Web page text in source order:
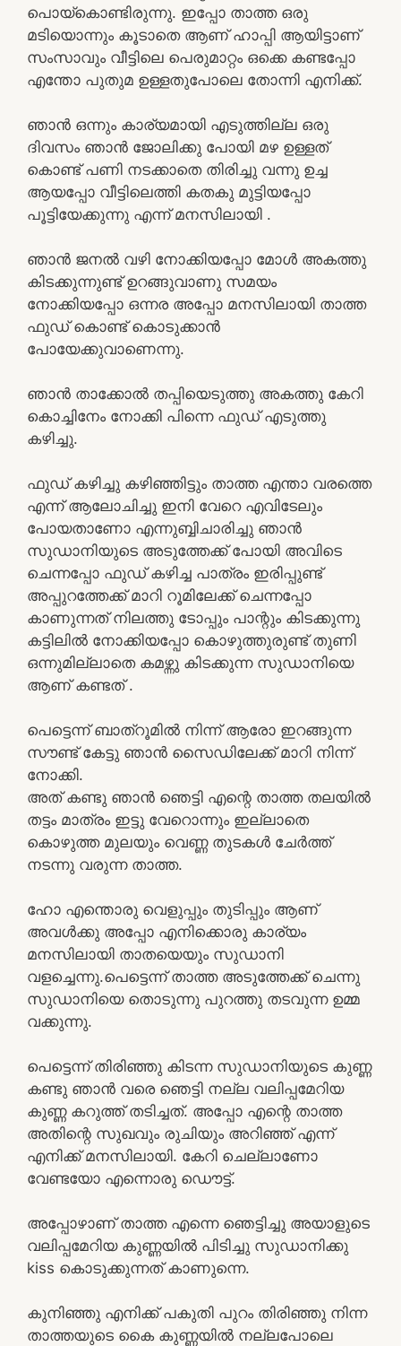
പൊയ്‌കൊണ്ടിരുന്നു. ഇപ്പോ താത്ത ഒരു
മടിയൊന്നും കൂടാതെ ആണ് ഹാപ്പി ആയിട്ടാണ്
സംസാവും വീട്ടിലെ പെരുമാറ്റം ഒക്കെ കണ്ടപ്പോ
എന്തോ പുതുമ ഉള്ളതുപോലെ തോന്നി എനിക്ക്.
ഞാൻ ഒന്നും കാര്യമായി എടുത്തില്ല ഒരു
ദിവസം ഞാൻ ജോലിക്കു പോയി മഴ ഉള്ളത്
കൊണ്ട് പണി നടക്കാതെ തിരിച്ചു വന്നു ഉച്ച
ആയപ്പോ വീട്ടിലെത്തി കതകു മുട്ടിയപ്പോ
പൂട്ടിയേക്കുന്നു എന്ന് മനസിലായി .
ഞാൻ ജനൽ വഴി നോക്കിയപ്പോ മോൾ അകത്തു
കിടക്കുന്നുണ്ട് ഉറങ്ങുവാണു സമയം
നോക്കിയപ്പോ ഒന്നര അപ്പോ മനസിലായി താത്ത
ഫുഡ്‌ കൊണ്ട് കൊടുക്കാൻ
പോയേക്കുവാണെന്നു.
ഞാൻ താക്കോൽ തപ്പിയെടുത്തു അകത്തു കേറി
കൊച്ചിനേം നോക്കി പിന്നെ ഫുഡ്‌ എടുത്തു
കഴിച്ചു.
ഫുഡ്‌ കഴിച്ചു കഴിഞ്ഞിട്ടും താത്ത എന്താ വരത്തെ
എന്ന് ആലോചിച്ചു ഇനി വേറെ എവിടേലും
പോയതാണോ എന്നുബ്ബിചാരിച്ചു ഞാൻ
സുഡാനിയുടെ അടുത്തേക്ക് പോയി അവിടെ
ചെന്നപ്പോ ഫുഡ്‌ കഴിച്ച പാത്രം ഇരിപ്പുണ്ട്
അപ്പുറത്തേക്ക് മാറി റൂമിലേക്ക്‌ ചെന്നപ്പോ
കാണുന്നത് നിലത്തു ടോപ്പും പാന്റും കിടക്കുന്നു
കട്ടിലിൽ നോക്കിയപ്പോ കൊഴുത്തുരുണ്ട് തുണി
ഒന്നുമില്ലാതെ കമഴ്ന്നു കിടക്കുന്ന സുഡാനിയെ
ആണ് കണ്ടത് .
പെട്ടെന്ന് ബാത്‌റൂമിൽ നിന്ന് ആരോ ഇറങ്ങുന്ന
സൗണ്ട് കേട്ടു ഞാൻ സൈഡിലേക്ക് മാറി നിന്ന്
നോക്കി.
അത് കണ്ടു ഞാൻ ഞെട്ടി എന്റെ താത്ത തലയിൽ
തട്ടം മാത്രം ഇട്ടു വേറൊന്നും ഇല്ലാതെ
കൊഴുത്ത മുലയും വെണ്ണ തുടകൾ ചേർത്ത്
നടന്നു വരുന്ന താത്ത.
ഹോ എന്തൊരു വെളുപ്പും തുടിപ്പും ആണ്
അവൾക്കു അപ്പോ എനിക്കൊരു കാര്യം
മനസിലായി താതയെയും സുഡാനി
വളച്ചെന്നു.പെട്ടെന്ന് താത്ത അടുത്തേക്ക് ചെന്നു
സുഡാനിയെ തൊടുന്നു പുറത്തു തടവുന്ന ഉമ്മ
വക്കുന്നു.
പെട്ടെന്ന് തിരിഞ്ഞു കിടന്ന സുഡാനിയുടെ കുണ്ണ
കണ്ടു ഞാൻ വരെ ഞെട്ടി നല്ല വലിപ്പമേറിയ
കുണ്ണ കറുത്ത് തടിച്ചത്. അപ്പോ എന്റെ താത്ത
അതിന്റെ സുഖവും രുചിയും അറിഞ്ഞ് എന്ന്
എനിക്ക് മനസിലായി. കേറി ചെല്ലാണോ
വേണ്ടയോ എന്നൊരു ഡൌട്ട്.
അപ്പോഴാണ് താത്ത എന്നെ ഞെട്ടിച്ചു അയാളുടെ
വലിപ്പമേറിയ കുണ്ണയിൽ പിടിച്ചു സുഡാനിക്കു
kiss കൊടുക്കുന്നത് കാണുന്നെ.
കുനിഞ്ഞു എനിക്ക് പകുതി പുറം തിരിഞ്ഞു നിന്ന
താത്തയുടെ കൈ കുണ്ണയിൽ നല്ലപോലെ